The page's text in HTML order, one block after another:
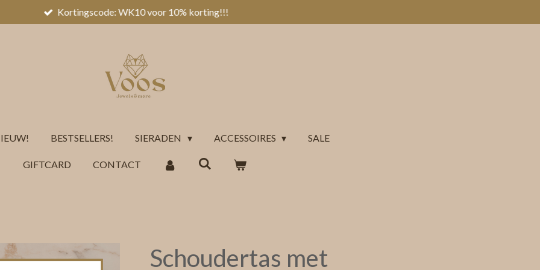
Kortingscode: WK10 voor 10% korting!!!
BESTSELLERS! SIERADEN ACCESSOIRES SALE
GIFTCARD CONTACT
Schoudertas met